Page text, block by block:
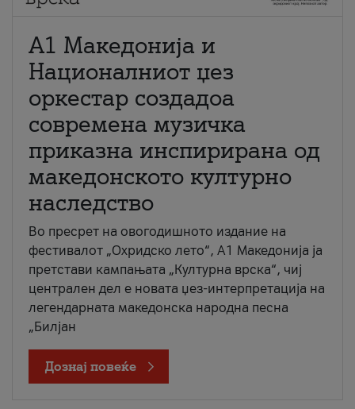
А1 Македонија и
Националниот џез
оркестар создадоа
современа музичка
приказна инспирирана од
македонското културно
наследство
Во пресрет на овогодишното издание на
фестивалот „Охридско лето“, А1 Македонија ја
претстави кампањата „Културна врска“, чиј
централен дел е новата џез-интерпретација на
легендарната македонска народна песна
„Билјан
Дознај повеќе